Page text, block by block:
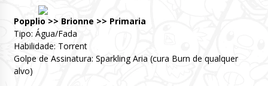
Popplio >> Brionne >> Primaria
Tipo: Água/Fada
Habilidade: Torrent
Golpe de Assinatura: Sparkling Aria (cura Burn de qualquer
alvo)